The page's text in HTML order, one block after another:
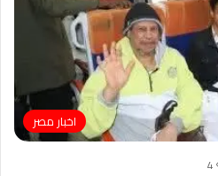
اخبار مصر
4